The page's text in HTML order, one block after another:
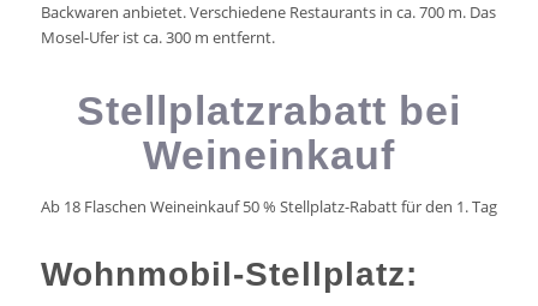
Backwaren anbietet. Verschiedene Restaurants in ca. 700 m. Das
Mosel-Ufer ist ca. 300 m entfernt.
Stellplatzrabatt bei
Weineinkauf
Ab 18 Flaschen Weineinkauf 50 % Stellplatz-Rabatt für den 1. Tag
Wohnmobil-Stellplatz: